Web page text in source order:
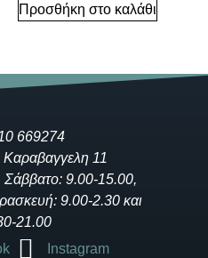
Προσθήκη στο καλάθι
669274
11
Σάββατο: 9.00-15.00,
9.00-2.30 και
21.00
Instagram